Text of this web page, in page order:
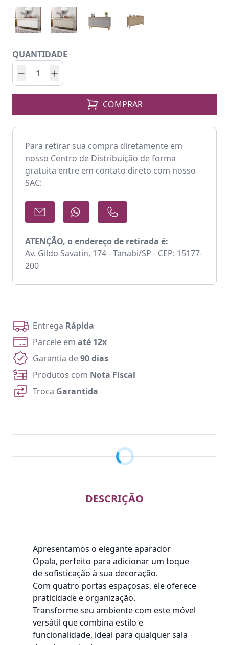
QUANTIDADE
COMPRAR
Para retirar sua compra diretamente em
nosso Centro de Distribuição de forma
gratuita entre em contato direto com nosso
SAC:
ATENÇÃO, o endereço de retirada é:
Av. Gildo Savatin, 174 - Tanabi/SP - CEP: 15177-
200
Entrega Rápida
Parcele em até 12x
Garantia de90 dias
Produtos com Nota Fiscal
Troca Garantida
DESCRIÇÃO
Apresentamos o elegante aparador
Opala, perfeito para adicionar um toque
de sofisticação à sua decoração.
Com quatro portas espaçosas, ele oferece
praticidade e organização.
Transforme seu ambiente com este móvel
versátil que combina estilo e
funcionalidade, ideal para qualquer sala